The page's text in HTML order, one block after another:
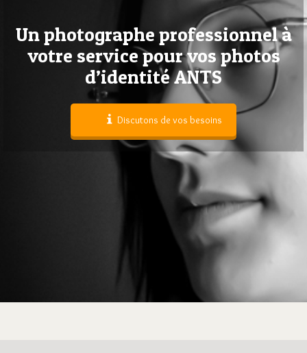
Un photographe professionnel à
votre service pour vos photos
d’identité ANTS
Discutons de vos besoins